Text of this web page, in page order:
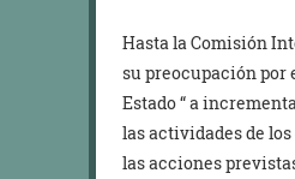
Hasta la Comisión
su preocupación por
Estado “ a
las actividades de
las acciones